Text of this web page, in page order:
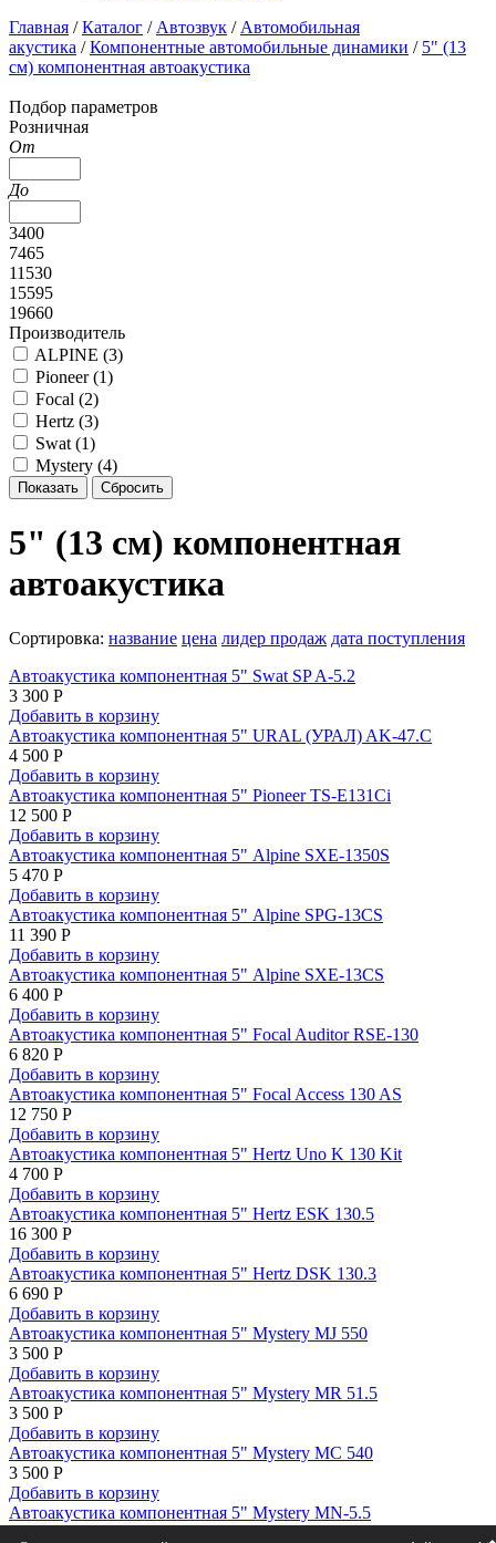
Главная /Каталог / Автозвук / Автомобильная
акустика /Компонентные автомобильные динамики / 5" (13
см) компонентная автоакустика
Подбор параметров
Розничная
От
До
3400
7465
11530
15595
19660
Производитель
ALPINE (3)
Pioneer (1)
Focal (2)
Hertz (3)
Swat (1)
Mystery (4)
5" (13 см) компонентная
автоакустика
Сортировка: название цена лидер продаж дата поступления
Автоакустика компонентная 5" Swat SP A-5.2
3 300 Р
Добавить в корзину
Автоакустика компонентная 5" URAL (УРАЛ) AK-47.C
4 500 Р
Добавить в корзину
Автоакустика компонентная 5" Pioneer TS-E131Ci
12 500 Р
Добавить в корзину
Автоакустика компонентная 5" Alpine SXE-1350S
5 470 Р
Добавить в корзину
Автоакустика компонентная 5" Alpine SPG-13CS
11 390 Р
Добавить в корзину
Автоакустика компонентная 5" Alpine SXE-13CS
6 400 Р
Добавить в корзину
Автоакустика компонентная 5" Focal Auditor RSE-130
6 820 Р
Добавить в корзину
Автоакустика компонентная 5" Focal Access 130 AS
12 750 Р
Добавить в корзину
Автоакустика компонентная 5" Hertz Uno K 130 Kit
4 700 Р
Добавить в корзину
Автоакустика компонентная 5" Hertz ESK 130.5
16 300 Р
Добавить в корзину
Автоакустика компонентная 5" Hertz DSK 130.3
6 690 Р
Добавить в корзину
Автоакустика компонентная 5" Mystery MJ 550
3 500 Р
Добавить в корзину
Автоакустика компонентная 5" Mystery MR 51.5
3 500 Р
Добавить в корзину
Автоакустика компонентная 5" Mystery MC 540
3 500 Р
Добавить в корзину
Автоакустика компонентная 5" Mystery MN-5.5